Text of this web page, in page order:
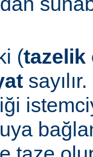
(tazelik